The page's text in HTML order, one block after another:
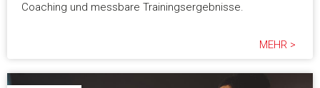
Coaching und messbare Trainingsergebnisse.
MEHR >